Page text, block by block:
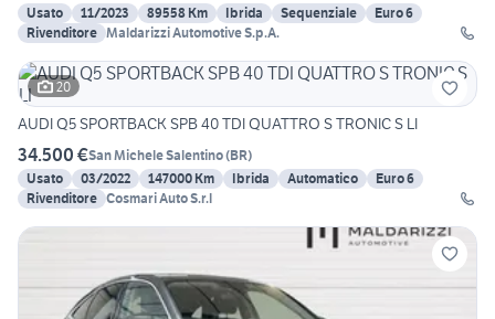
Usato 11/2023 89558 Km Ibrida Sequenziale
Euro 6
Rivenditore Maldarizzi Automotive S.p.A.
20
AUDI Q5 SPORTBACK SPB 40 TDI QUATTRO S TRONIC S LI
34.500 €San Michele Salentino(BR)
Usato
03/2022 147000 Km Ibrida Automatico
Euro 6
Rivenditore Cosmari Auto S.r.l